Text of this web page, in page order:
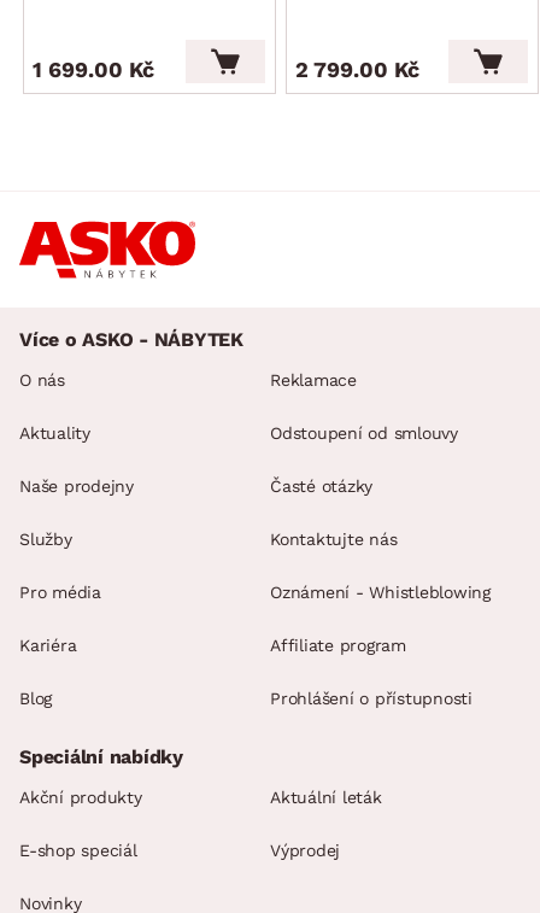
1 699.00 Kč 2 799.00 Kč
Více o ASKO - NÁBYTEK
O nás
Aktuality
Naše prodejny
Služby
Pro média
Kariéra
Blog
Reklamace
Odstoupení od smlouvy
Časté otázky
Kontaktujte nás
Oznámení - Whistleblowing
Affiliate program
Prohlášení o přístupnosti
Speciální nabídky
Akční produkty Aktuální leták
E-shop speciál Výprodej
Novinky